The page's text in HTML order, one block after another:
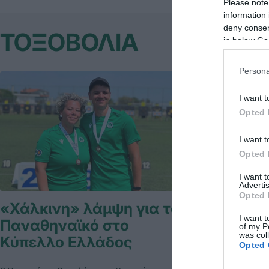
Please
information
deny
in below
I want
Opted
I want
Opted
I want
Opted
I want
of my
was
Opted
ΤΟΞΟΒΟΛΙΑ
«Χάλκινη» λάμψη για τον
Παναθηναϊκό στο
Κύπελλο Ελλάδος
ο
Ο Πάνος